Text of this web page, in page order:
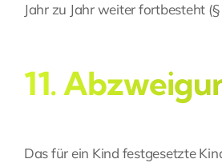
Jahr zu Jahr weiter fortbesteht (§
11.
Das für ein Kind festgesetzte